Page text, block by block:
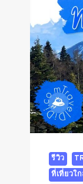
รีวิว
ที่เที่ยวใ